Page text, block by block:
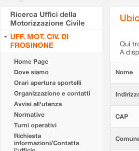
Ricerca Uffici della
Motorizzazione Civile
UFF. MOT. CIV. DI
FROSINONE
Home Page
Dove siamo
Orari apertura sportelli
Organizzazione e contatti
Avvisi all'utenza
Normative
Turni operativi
Richiesta
informazioni/Contatta
Qui
A
Nome
CAP